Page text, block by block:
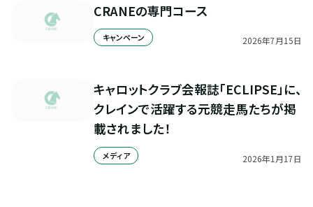
CRANEの専門コース
キャンペーン 2026年7月15日
キャロットクラブ会報誌「ECLIPSE」に、
クレインで活躍する元競走馬たちが掲
載されました！
メディア 2026年1 月17日